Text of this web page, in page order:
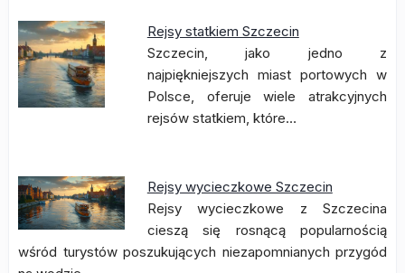
Rejsy statkiem Szczecin
Szczecin, jako jedno z
najpiękniejszych miast portowych w
Polsce, oferuje wiele atrakcyjnych
rejsów statkiem, które…
Rejsy wycieczkowe Szczecin
Rejsy wycieczkowe z Szczecina
cieszą się rosnącą popularnością
wśród turystów poszukujących niezapomnianych przygód